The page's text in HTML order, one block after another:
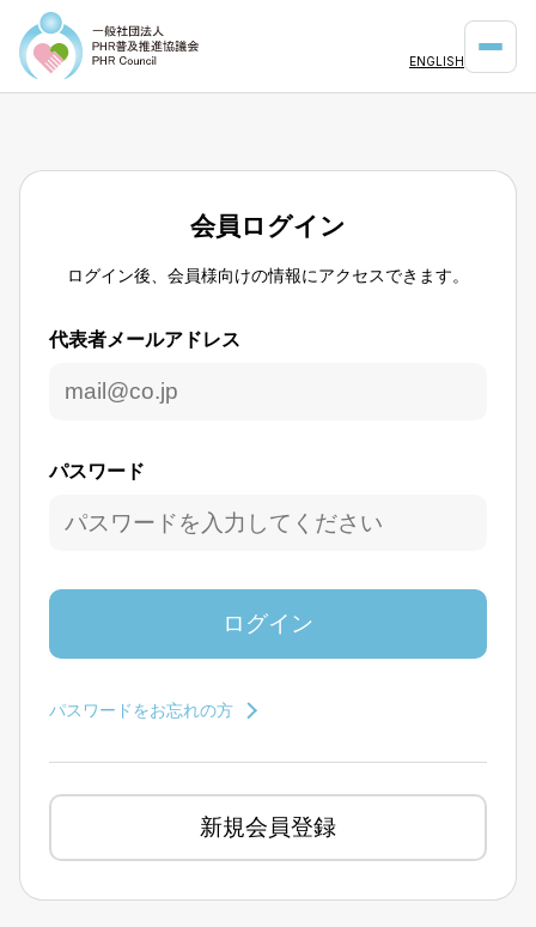
ENGLISH
会員ログイン
ログイン後、会員様向けの情報にアクセスできます。
代表者メールアドレス
パスワード
パスワードをお忘れの方
新規会員登録